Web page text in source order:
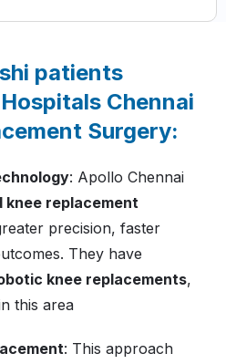
patients
Chennai
Surgery:
: Apollo Chennai
replacement
precision, faster
They have
knee replacements,
this area​
: This approach